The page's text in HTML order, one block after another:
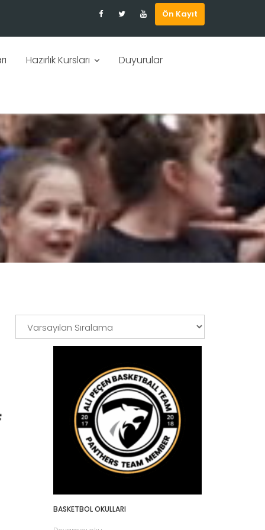
Ön Kayıt
Hazırlık Kursları Duyurular
BASKETBOL OKULLARI